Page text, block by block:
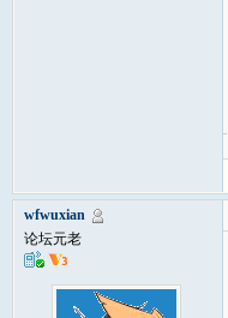
wfwuxian
论坛元老